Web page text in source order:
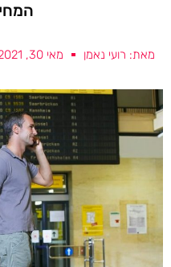
מאת: רועי נאמן מאי 30, 2021